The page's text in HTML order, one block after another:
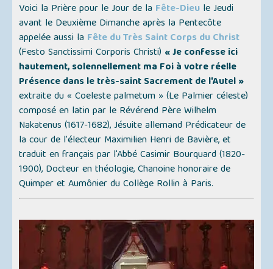
Voici la Prière pour le Jour de la Fête-Dieu le Jeudi
avant le Deuxième Dimanche après la Pentecôte
appelée aussi la Fête du Très Saint Corps du Christ
(Festo Sanctissimi Corporis Christi) « Je confesse ici
hautement, solennellement ma Foi à votre réelle
Présence dans le très-saint Sacrement de l'Autel »
extraite du« Coeleste palmetum » (Le Palmier céleste)
composé en latin par le Révérend Père Wilhelm
Nakatenus (1617-1682), Jésuite allemand Prédicateur de
la cour de l'électeur Maximilien Henri de Bavière, et
traduit en français par l'Abbé Casimir Bourquard (1820-
1900), Docteur en théologie, Chanoine honoraire de
Quimper et Aumônier du Collège Rollin à Paris.